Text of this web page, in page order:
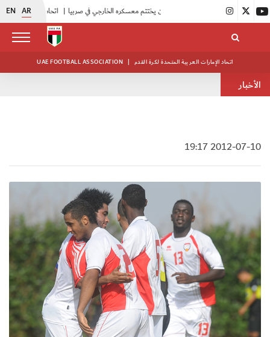
EN AR اتحاد الكرة يُنظم ورشة عمل للمراقبين المعتمدين |
UAE FOOTBALL ASSOCIATION | اتحاد الإمارات العربية المتحدة لكرة القدم
الأخبار
2012-07-10 19:17